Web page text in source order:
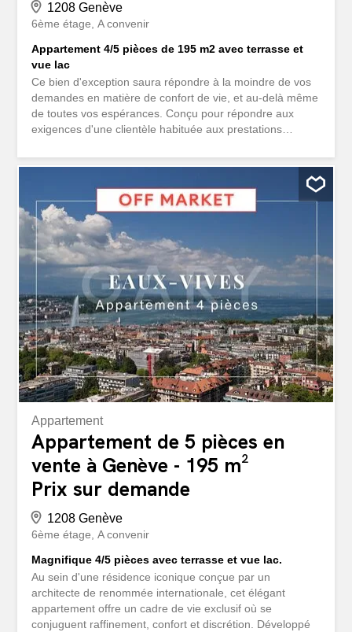
1208 Genève
6ème étage A convenir
Appartement 4/5 pièces de 195 m2 avec terrasse et
vue lac
Ce bien d'exception saura répondre à la moindre de vos
demandes en matière de confort de vie, et au-delà même
de toutes vos espérances. Conçu pour répondre aux
exigences d'une clientèle habituée aux prestations
pièces bénéficie d'une terrasse avec vue lac, ainsi qu' un
OFF-MARKET : À la demande des propriétaires, et selon
nos engagement envers eux, la commercialisation du
bien se doit d'être confidentielle et sécurisée. Afin de
qualifier les clients répondant aux critères d' acquisition,
la transmission du dossier de vente est conditionnée par
l'envoi préalable d'une demande écrite par e-mail,
mentionnant impérativement l'identité de l'acquéreur, ses
coordonnées de contacts personnels, et le descriptif
détaillé de son projet d'achat en indiquant bien le budget
financier maximal alloué à ce...
Appartement
Appartement de 5 pièces en
vente à Genève - 195 m²
Prix sur demande
1208 Genève
6ème étage A convenir
Magnifique 4/5 pièces avec terrasse et vue lac.
Au sein d'une résidence iconique conçue par un
architecte de renommée internationale, cet élégant
appartement offre un cadre de vie exclusif où se
conjuguent raffinement, confort et discrétion. Développé